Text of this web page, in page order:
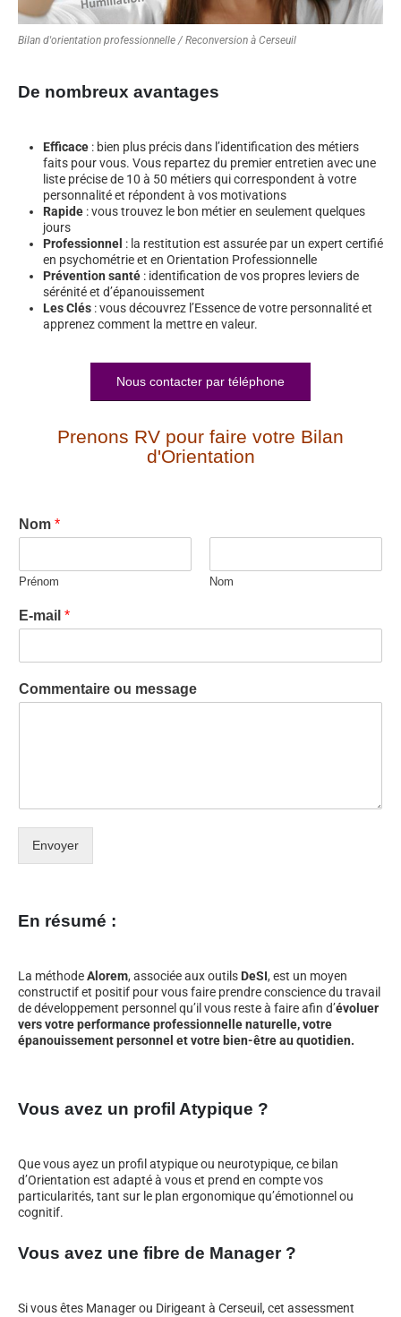
Bilan d'orientation professionnelle / Reconversion à Cerseuil
De nombreux avantages
Efficace : bien plus précis dans l’identification des métiers
faits pour vous. Vous repartez du premier entretien avec une
liste précise de 10 à 50 métiers qui correspondent à votre
personnalité et répondent à vos motivations
Rapide : vous trouvez le bon métier en seulement quelques
jours
Professionnel : la restitution est assurée par un expert certifié
en psychométrie et en Orientation Professionnelle
Prévention santé : identification de vos propres leviers de
sérénité et d’épanouissement
Les Clés : vous découvrez l’Essence de votre personnalité et
apprenez comment la mettre en valeur.
Nous contacter par téléphone
Prenons RV pour faire votre Bilan
d'Orientation
Nom *
Prénom Nom
E-mail *
Commentaire ou message
Envoyer
En résumé :
La méthodeAlorem, associée aux outils DeSI, est un moyen
constructif et positif pour vous faire prendre conscience du travail
de développement personnel qu’il vous reste à faire afin d’évoluer
vers votre performance professionnelle naturelle, votre
épanouissement personnel et votre bien-être au quotidien.
Vous avez un profil Atypique ?
Que vous ayez un profil atypique ou neurotypique, ce bilan
d’Orientation est adapté à vous et prend en compte vos
particularités, tant sur le plan ergonomique qu’émotionnel ou
cognitif.
Vous avez une fibre de Manager ?
Si vous êtes Manager ou Dirigeant à Cerseuil, cet assessment